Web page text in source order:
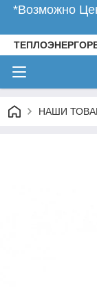
*Возможно
НАШИ